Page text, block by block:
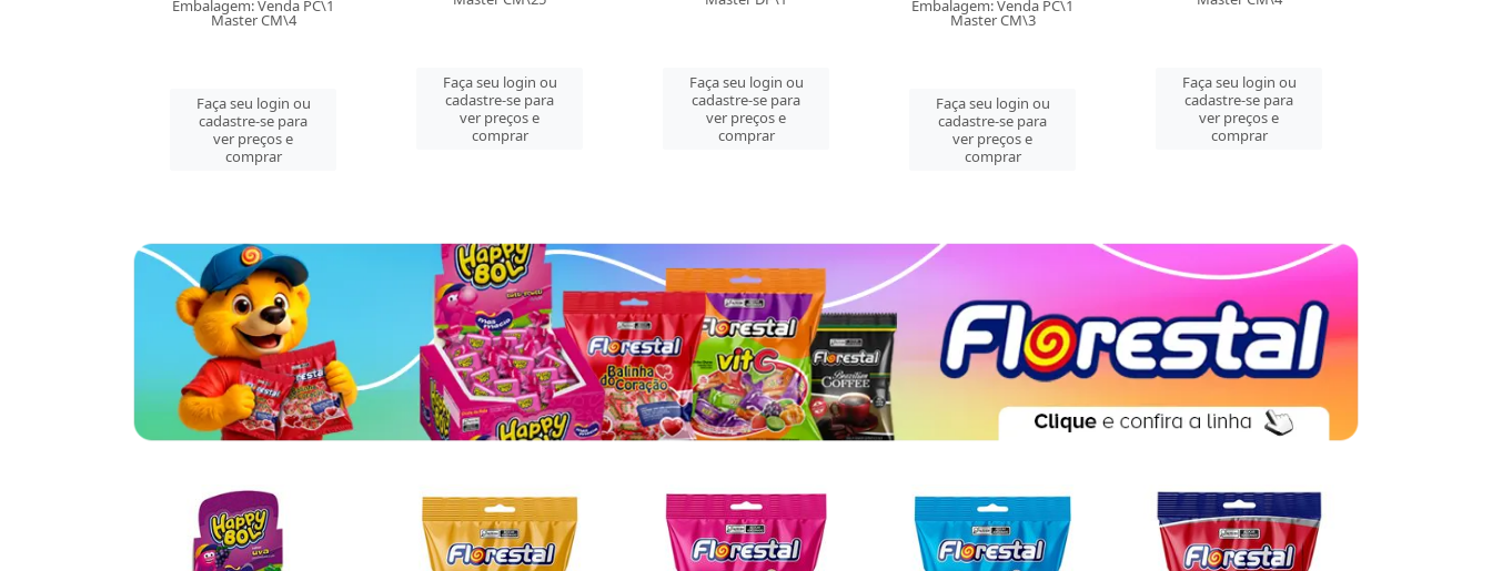
Embalagem: Venda PC\1
Master CM\4
Faça seu login ou
cadastre-se para
ver preços e
comprar
Faça seu login ou
cadastre-se para
ver preços e
comprar
Faça seu login ou
cadastre-se para
ver preços e
comprar
Embalagem: Venda PC\1
Master CM\3
Faça seu login ou
cadastre-se para
ver preços e
comprar
Faça seu login ou
cadastre-se para
ver preços e
comprar